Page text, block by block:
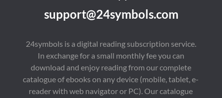
se convierte en
determinación. El
rechazada se
transforma en algo
peligroso:
autosuficiente,
indomable y ya no
dispuesta a suplicar
support@24symbols.com
24symbols is a digital reading subscription service.
In exchange for a small monthly fee you can
download and enjoy reading from our complete
catalogue of ebooks on any device (mobile, tablet, e-
reader with web navigator or PC). Our catalogue